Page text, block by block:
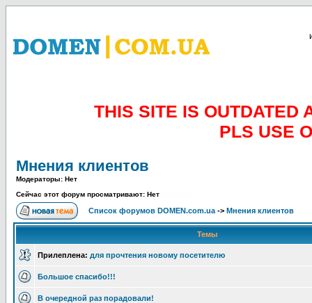
THIS SITE IS OUTDATED
PLS USE
Мнения клиентов
Модераторы: Нет
Сейчас этот форум просматривают: Нет
Список форумов DOMEN.com.ua -> Мнения клиентов
Темы
Прилеплена: для прочтения новому посетителю
Большое спасибо!!!
В очередной раз порадовали!